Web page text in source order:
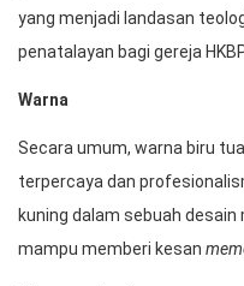
yang menjadi landasan
penatalayan bagi gereja
Warna
Secara umum, warna biru
terpercaya dan
kuning dalam sebuah
mampu memberi kesan